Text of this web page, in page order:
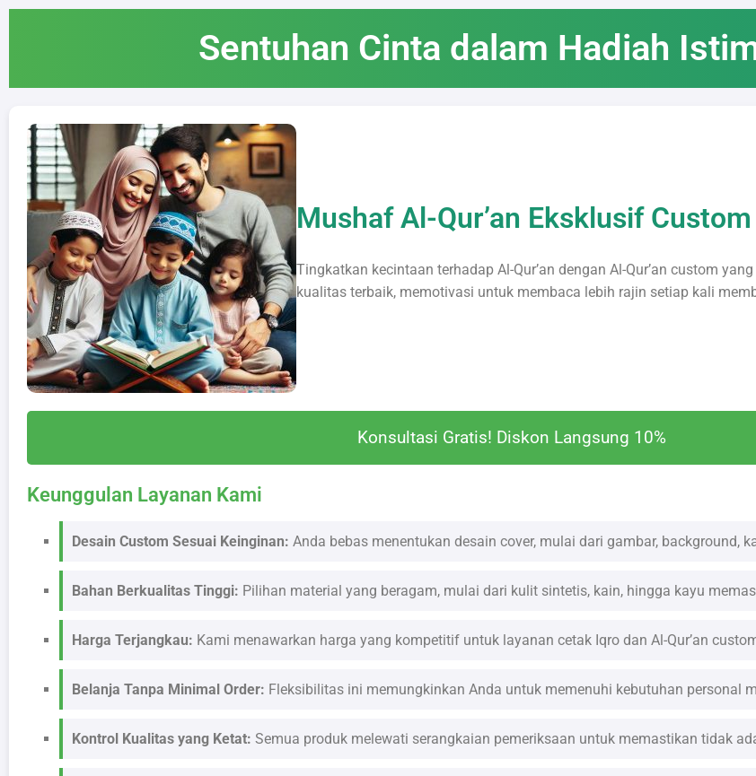
Sentuhan Cinta dalam Hadiah
Mushaf Al-Qur’an Eksklusif Custom
Tingkatkan kecintaan terhadap Al-Qur’an dengan Al-Qur’an custom
kualitas terbaik, memotivasi untuk membaca lebih rajin setiap kali
Konsultasi Gratis! Diskon Langsung 10%
Keunggulan Layanan Kami
Desain Custom Sesuai Keinginan: Anda bebas menentukan desain cover, mulai dari gambar, background,
Bahan Berkualitas Tinggi: Pilihan material yang beragam, mulai dari kulit sintetis, kain, hingga kayu
Harga Terjangkau: Kami menawarkan harga yang kompetitif untuk layanan cetak Iqro dan Al-Qur’an
Belanja Tanpa Minimal Order: Fleksibilitas ini memungkinkan Anda untuk memenuhi kebutuhan personal
Kontrol Kualitas yang Ketat: Semua produk melewati serangkaian pemeriksaan untuk memastikan tidak